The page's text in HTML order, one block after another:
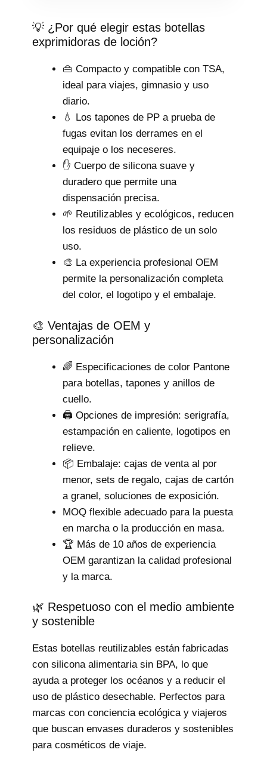
💡 ¿Por qué elegir estas botellas
exprimidoras de loción?
👜 Compacto y compatible con TSA,
ideal para viajes, gimnasio y uso
diario.
💧 Los tapones de PP a prueba de
fugas evitan los derrames en el
equipaje o los neceseres.
✋ Cuerpo de silicona suave y
duradero que permite una
dispensación precisa.
🌱 Reutilizables y ecológicos, reducen
los residuos de plástico de un solo
uso.
🎨 La experiencia profesional OEM
permite la personalización completa
del color, el logotipo y el embalaje.
🎨 Ventajas de OEM y
personalización
🌈 Especificaciones de color Pantone
para botellas, tapones y anillos de
cuello.
🖨️ Opciones de impresión: serigrafía,
estampación en caliente, logotipos en
relieve.
📦 Embalaje: cajas de venta al por
menor, sets de regalo, cajas de cartón
a granel, soluciones de exposición.
MOQ flexible adecuado para la puesta
en marcha o la producción en masa.
🏆 Más de 10 años de experiencia
OEM garantizan la calidad profesional
y la marca.
🌿 Respetuoso con el medio ambiente
y sostenible
Estas botellas reutilizables están fabricadas
con silicona alimentaria sin BPA, lo que
ayuda a proteger los océanos y a reducir el
uso de plástico desechable. Perfectos para
marcas con conciencia ecológica y viajeros
que buscan envases duraderos y sostenibles
para cosméticos de viaje.